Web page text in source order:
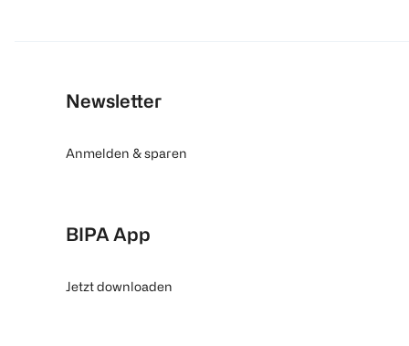
Newsletter
Anmelden & sparen
BIPA App
Jetzt downloaden